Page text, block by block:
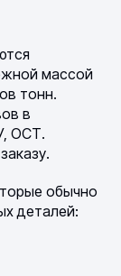
массой
тонн.
в
ОСТ.
обычно
деталей: